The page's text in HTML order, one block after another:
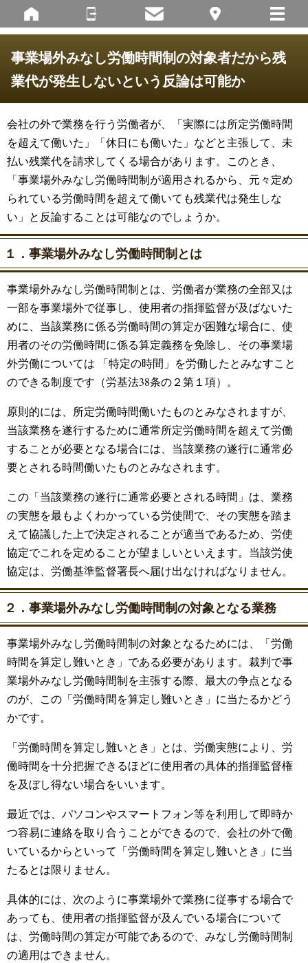
事業場外みなし労働時間制の対象者だから残
業代が発生しないという反論は可能か
会社の外で業務を行う労働者が、「実際には所定労働時間
を超えて働いた」「休日にも働いた」などと主張して、未
払い残業代を請求してくる場合があります。このとき、
「事業場外みなし労働時間制が適用されるから、元々定め
られている労働時間を超えて働いても残業代は発生しな
い」と反論することは可能なのでしょうか。
１．事業場外みなし労働時間制とは
事業場外みなし労働時間制とは、労働者が業務の全部又は
一部を事業場外で従事し、使用者の指揮監督が及ばないた
めに、当該業務に係る労働時間の算定が困難な場合に、使
用者のその労働時間に係る算定義務を免除し、その事業場
外労働については 「特定の時間」を労働したとみなすこと
のできる制度です（労基法38条の２第１項）。
原則的には、所定労働時間働いたものとみなされますが、
当該業務を遂行するために通常所定労働時間を超えて労働
することが必要となる場合には、当該業務の遂行に通常必
要とされる時間働いたものとみなされます。
この「当該業務の遂行に通常必要とされる時間」は、業務
の実態を最もよくわかっている労使間で、その実態を踏ま
えて協議した上で決定されることが適当であるため、労使
協定でこれを定めることが望ましいといえます。当該労使
協定は、労働基準監督署長へ届け出なければなりません。
２．事業場外みなし労働時間制の対象となる業務
事業場外みなし労働時間制の対象となるためには、「労働
時間を算定し難いとき」である必要があります。裁判で事
業場外みなし労働時間制を主張する際、最大の争点となる
のが、この「労働時間を算定し難いとき」に当たるかどう
かです。
「労働時間を算定し難いとき」とは、労働実態により、労
働時間を十分把握できるほどに使用者の具体的指揮監督権
を及ぼし得ない場合をいいます。
最近では、パソコンやスマートフォン等を利用して即時か
つ容易に連絡を取り合うことができるので、会社の外で働
いているからといって「労働時間を算定し難いとき」に当
たるとは限りません。
具体的には、次のように事業場外で業務に従事する場合で
あっても、使用者の指揮監督が及んでいる場合について
は、労働時間の算定が可能であるので、みなし労働時間制
の適用はできません。